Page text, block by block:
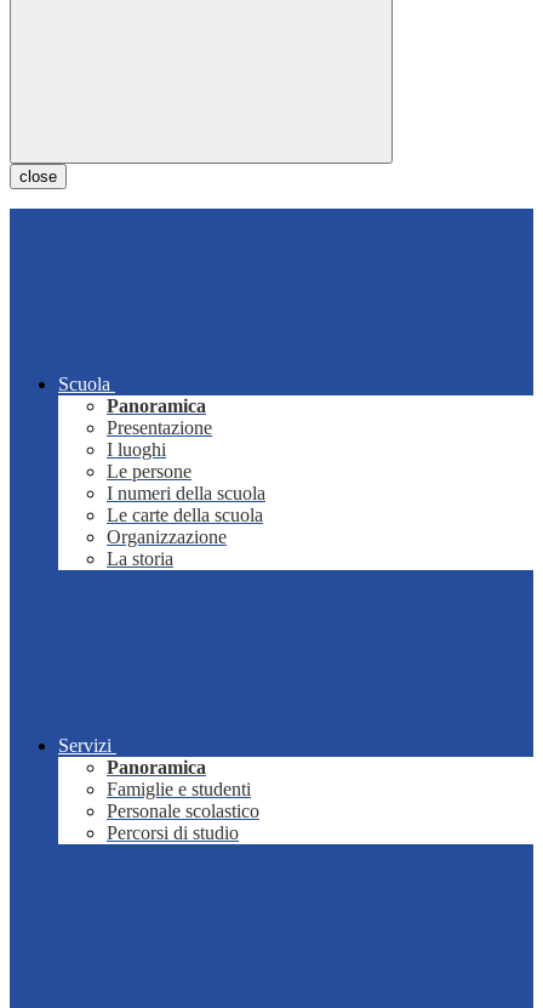
close
Scuola
Panoramica
Presentazione
I luoghi
Le persone
I numeri della scuola
Le carte della scuola
Organizzazione
La storia
Servizi
Panoramica
Famiglie e studenti
Personale scolastico
Percorsi di studio